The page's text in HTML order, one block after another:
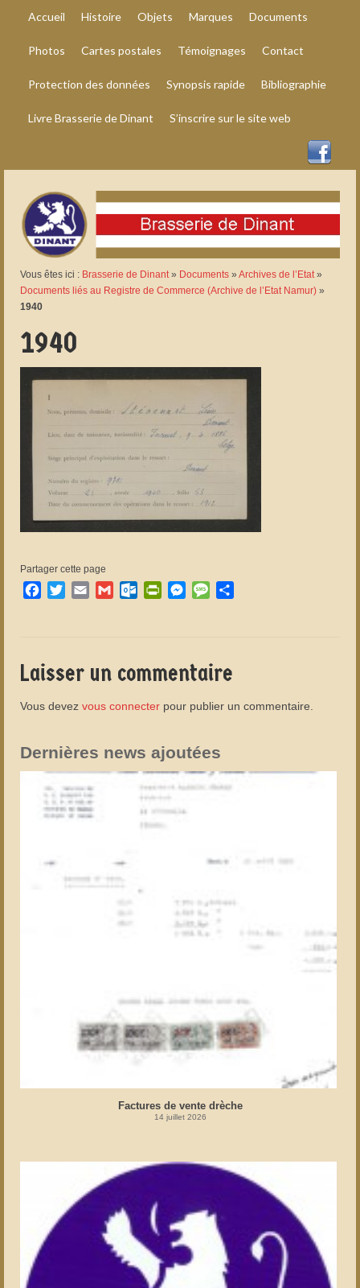
Accueil Histoire Objets Marques Documents
Photos Cartes postales Témoignages Contact
Protection des données Synopsis rapide Bibliographie
Livre Brasserie de Dinant S’inscrire sur le site web
Vous êtes ici : Brasserie de Dinant» Documents » Archives de l’Etat»
Documents liés au Registre de Commerce (Archive de l’Etat Namur) »
1940
1940
Partager cette page
Facebook
TwitterEmail GmailOutlook.com
PrintFriendly
Messenger
Message
Laisser un commentaire
Vous devez vous connecter pour publier un commentaire.
Dernières news ajoutées
Factures de vente drèche
14 juillet 2026